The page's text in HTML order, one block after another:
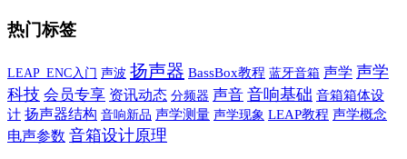
热门标签
LEAP_ENC入门 声波 扬声器 BassBox教程 蓝牙音箱 声学 声学
科技 会员专享 资讯动态 分频器 声音 音响基础 音箱箱体设
计 扬声器结构 音响新品 声学测量 声学现象 LEAP教程 声学概念
电声参数 音箱设计原理